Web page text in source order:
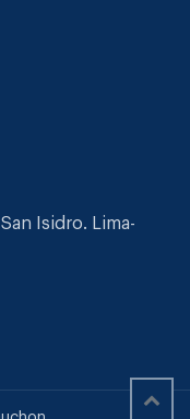
Isidro. Lima-